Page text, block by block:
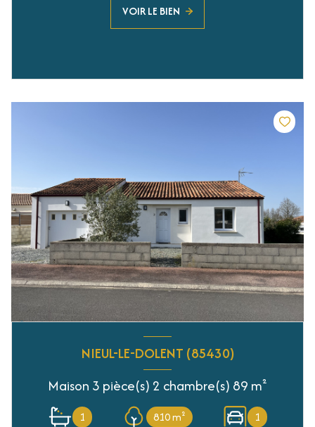
VOIR LE BIEN
NIEUL-LE-DOLENT (85430)
Maison 3 pièce(s) 2 chambre(s) 89 m²
1 810 m² 1